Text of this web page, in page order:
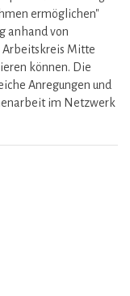
ermöglichen"
anhand von
Arbeitskreis Mitte
können. Die
Anregungen und
im Netzwerk